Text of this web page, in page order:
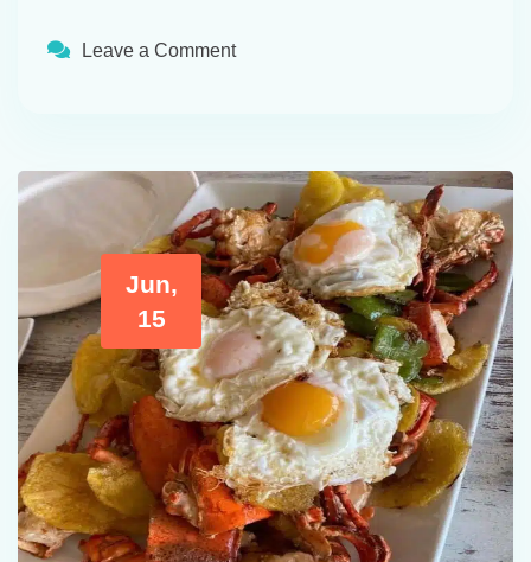
Leave a Comment
Jun,
15